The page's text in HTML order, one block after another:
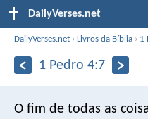
DailyVerses.net
DailyVerses.net ›Livros da Bíblia › 1
1 Pedro 4:7
O fim de todas as